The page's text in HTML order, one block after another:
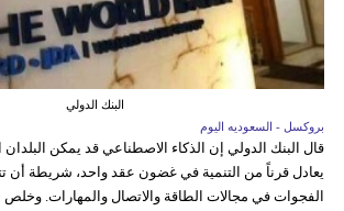
البنك الدولي
بروكسل - السعوديه اليوم
قال البنك الدولي إن الذكاء الاصطناعي قد يمكن البلدان
يعادل قرناً من التنمية في غضون عقد واحد، شريطة
الفجوات في مجالات الطاقة والاتصال والمهارات. وخلص